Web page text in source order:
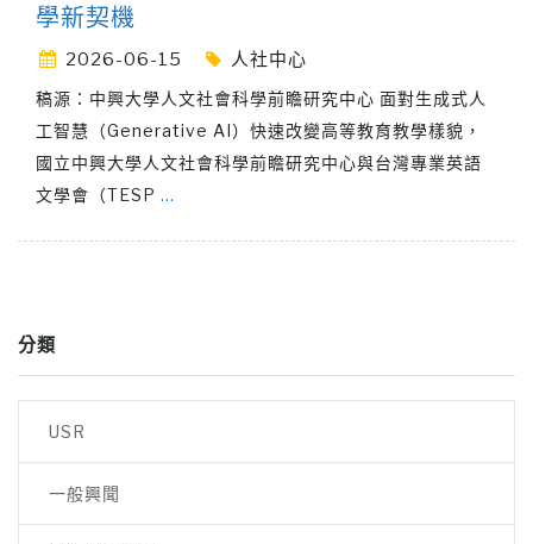
學新契機
2026-06-15 人社中心
稿源：中興大學人文社會科學前瞻研究中心 面對生成式人
工智慧（Generative AI）快速改變高等教育教學樣貌，
國立中興大學人文社會科學前瞻研究中心與台灣專業英語
文學會（TESP …
分類
USR
一般興聞